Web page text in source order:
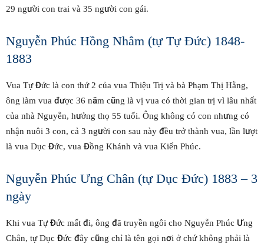
29 người con trai và 35 người con gái.
Nguyễn Phúc Hồng Nhâm (tự Tự Đức) 1848-
1883
Vua Tự Đức là con thứ 2 của vua Thiệu Trị và bà Phạm Thị Hằng,
ông làm vua được 36 năm cũng là vị vua có thời gian trị vì lâu nhất
của nhà Nguyễn, hưởng thọ 55 tuổi. Ông không có con nhưng có
nhận nuôi 3 con, cả 3 người con sau này đều trở thành vua, lần lượt
là vua Dục Đức, vua Đồng Khánh và vua Kiến Phúc.
Nguyễn Phúc Ưng Chân (tự Dục Đức) 1883 – 3
ngày
Khi vua Tự Đức mất đi, ông đã truyền ngôi cho Nguyễn Phúc Ưng
Chân, tự Dục Đức đây cũng chỉ là tên gọi nơi ở chứ không phải là